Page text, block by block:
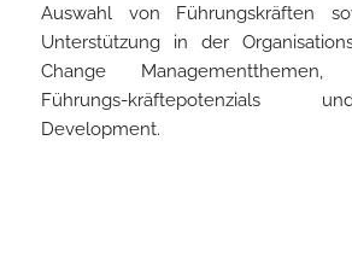
Auswahl von Führungskräften
Unterstützung in der
Change
Führungs-kräftepotenzials
Development.